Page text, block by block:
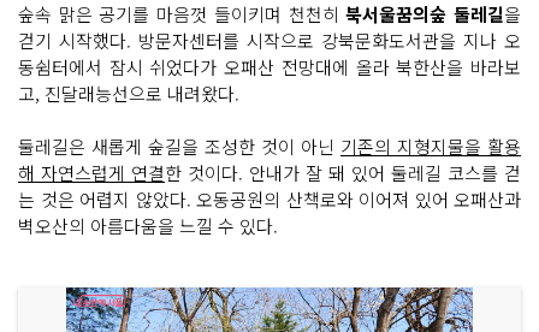
숲속 맑은 공기를 마음껏 들이키며 천천히북서울꿈의숲 둘레길을
걷기 시작했다. 방문자센터를 시작으로 강북문화도서관을 지나 오
동쉼터에서 잠시 쉬었다가 오패산 전망대에 올라 북한산을 바라보
고, 진달래능선으로 내려왔다.
둘레길은 새롭게 숲길을 조성한 것이 아닌 기존의 지형지물을 활용
해 자연스럽게 연결한 것이다. 안내가 잘 돼 있어 둘레길 코스를 걷
는 것은 어렵지 않았다. 오동공원의 산책로와 이어져 있어 오패산과
벽오산의 아름다움을 느낄 수 있다.